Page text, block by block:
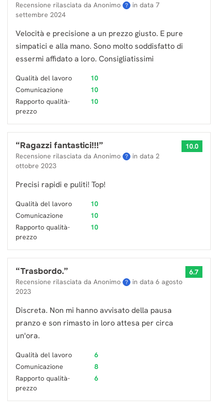
Recensione rilasciata da Anonimo ? in data 7
settembre 2024
Velocità e precisione a un prezzo giusto. E pure
simpatici e alla mano. Sono molto soddisfatto di
essermi affidato a loro. Consigliatissimi
Qualità del lavoro
10
Comunicazione
10
Rapporto qualità-
prezzo
10
“Ragazzi fantastici!!!”
Recensione rilasciata da Anonimo ? in data 2
ottobre 2023
10.0
Precisi rapidi e puliti! Top!
Qualità del lavoro
10
Comunicazione
10
Rapporto qualità-
prezzo
10
“Trasbordo.”
Recensione rilasciata da Anonimo ? in data 6 agosto
2023
6.7
Discreta. Non mi hanno avvisato della pausa
pranzo e son rimasto in loro attesa per circa
un'ora.
Qualità del lavoro
6
Comunicazione
8
Rapporto qualità-
prezzo
6